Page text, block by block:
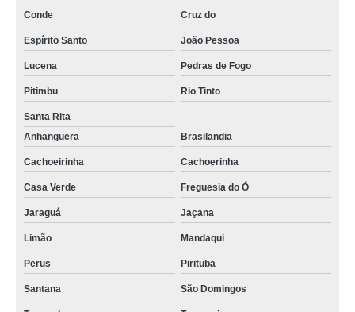
Conde Cruz do
Espírito Santo João Pessoa
Lucena Pedras de Fogo
Pitimbu Rio Tinto
Santa Rita
Anhanguera
Brasilandia
Cachoeirinha Cachoerinha
Casa Verde Freguesia do Ó
Jaraguá Jaçana
Limão Mandaqui
Perus Pirituba
Santana São Domingos